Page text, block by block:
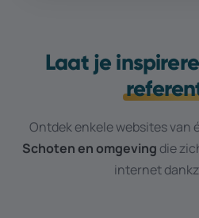
Laat je
Ontdek enkele websites van
Schotenen omgeving die
internet